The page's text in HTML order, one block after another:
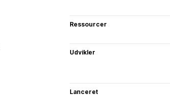
Ressourcer
Udvikler
Lanceret